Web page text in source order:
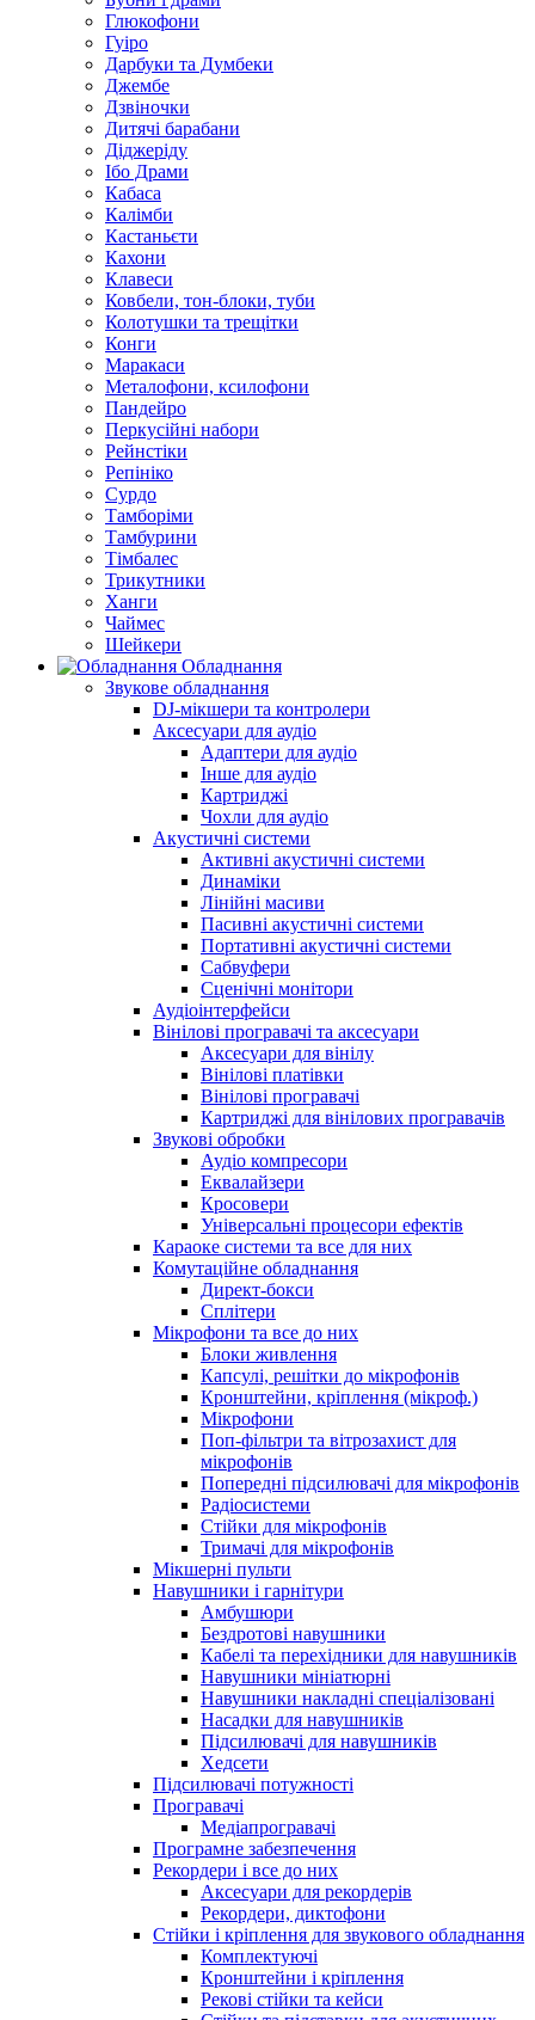
Глюкофони
Гуіро
Дарбуки та Думбеки
Джембе
Дзвіночки
Дитячі барабани
Діджеріду
Ібо Драми
Кабаса
Калімби
Кастаньєти
Кахони
Клавеси
Ковбели, тон-блоки, туби
Колотушки та трещітки
Конги
Маракаси
Металофони, ксилофони
Пандейро
Перкусійні набори
Рейнстіки
Репініко
Сурдо
Тамборіми
Тамбурини
Тімбалес
Трикутники
Ханги
Чаймес
Шейкери
Обладнання
Звукове обладнання
DJ-мікшери та контролери
Аксесуари для аудіо
Адаптери для аудіо
Інше для аудіо
Картриджі
Чохли для аудіо
Акустичні системи
Активні акустичні системи
Динаміки
Лінійні масиви
Пасивні акустичні системи
Портативні акустичні системи
Сабвуфери
Сценічні монітори
Аудіоінтерфейси
Вінілові програвачі та аксесуари
Аксесуари для вінілу
Вінілові платівки
Вінілові програвачі
Картриджі для вінілових програвачів
Звукові обробки
Аудіо компресори
Еквалайзери
Кросовери
Універсальні процесори ефектів
Караоке системи та все для них
Комутаційне обладнання
Директ-бокси
Сплітери
Мікрофони та все до них
Блоки живлення
Капсулі, решітки до мікрофонів
Кронштейни, кріплення (мікроф.)
Мікрофони
Поп-фільтри та вітрозахист для
мікрофонів
Попередні підсилювачі для мікрофонів
Радіосистеми
Стійки для мікрофонів
Тримачі для мікрофонів
Мікшерні пульти
Навушники і гарнітури
Амбушюри
Бездротові навушники
Кабелі та перехідники для навушників
Навушники мініатюрні
Навушники накладні спеціалізовані
Насадки для навушників
Підсилювачі для навушників
Хедсети
Підсилювачі потужності
Програвачі
Медіапрогравачі
Програмне забезпечення
Рекордери і все до них
Аксесуари для рекордерів
Рекордери, диктофони
Стійки і кріплення для звукового обладнання
Комплектуючі
Кронштейни і кріплення
Рекові стійки та кейси